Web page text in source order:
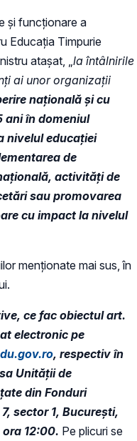
și funcționare a
Educația Timpurie
atașat, „ la întâlnirile
ai unor organizații
națională și cu
ani în domeniul
nivelul educației
de
activități de
sau promovarea
cu impact la nivelul
menționate mai sus, în
ce fac obiectul art.
electronic pe
, respectiv în
Unității de
din Fonduri
sector 1, București,
12:00. Pe plicuri se